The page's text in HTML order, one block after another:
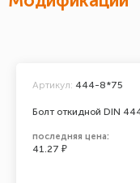
Болт откидной DIN
Артикул: 444-8*75
последняя цена:
41.27 ₽